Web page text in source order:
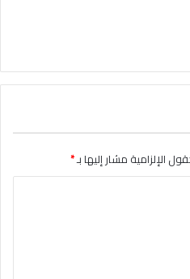
الإلزامية مشار إليها بـ*